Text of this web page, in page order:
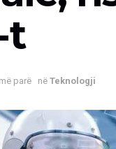
t
parë në Teknologji